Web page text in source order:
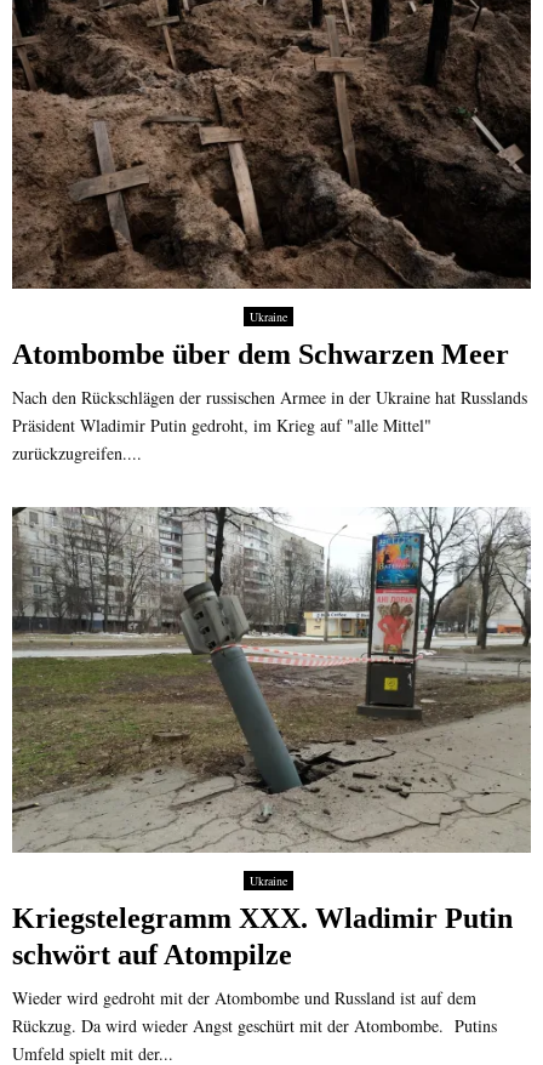
Ukraine
Atombombe über dem Schwarzen Meer
Nach den Rückschlägen der russischen Armee in der Ukraine hat Russlands
Präsident Wladimir Putin gedroht, im Krieg auf "alle Mittel"
zurückzugreifen....
Ukraine
Kriegstelegramm XXX. Wladimir Putin
schwört auf Atompilze
Wieder wird gedroht mit der Atombombe und Russland ist auf dem
Rückzug. Da wird wieder Angst geschürt mit der Atombombe. Putins
Umfeld spielt mit der...